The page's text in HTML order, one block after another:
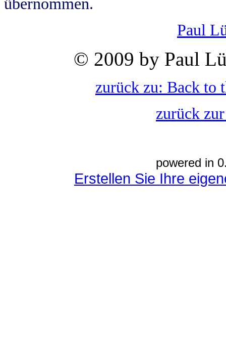
übernommen.
Paul
© 2009 by Paul
zurück zu: Back to
zurück
powered in
Erstellen Sie Ihre